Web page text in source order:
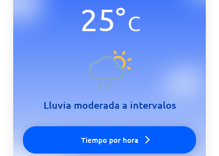
25°C
Lluvia moderada a intervalos
Tiempo por hora